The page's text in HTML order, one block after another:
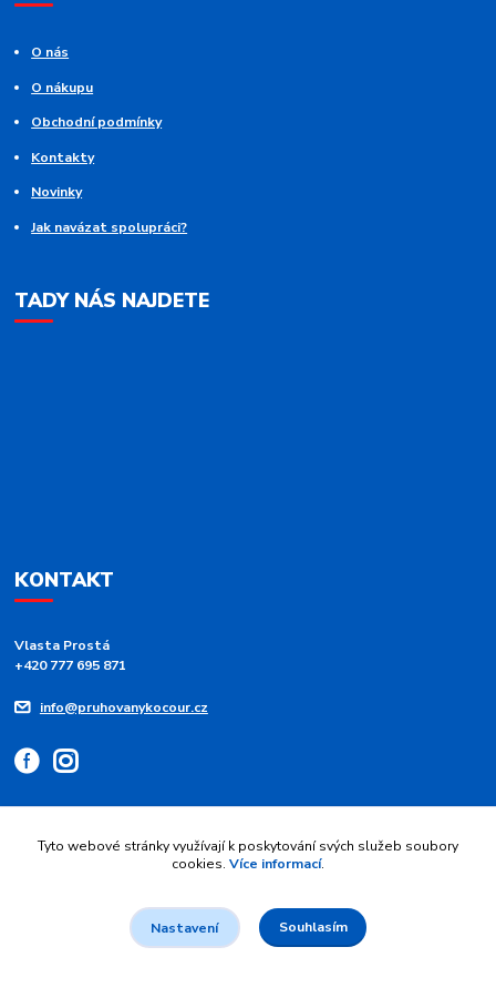
O nás
O nákupu
Obchodní podmínky
Kontakty
Novinky
Jak navázat spolupráci?
TADY NÁS NAJDETE
KONTAKT
Vlasta Prostá
+420 777 695 871
info@pruhovanykocour.cz
Upravit sběr cookies.
© 2026 Pruhovaný kocour - modré pruhy 💙 srdce z duhy | Vytvořil
Maier
.
Tyto webové stránky využívají k poskytování svých služeb soubory
cookies. Více informací.
Nastavení Souhlasím